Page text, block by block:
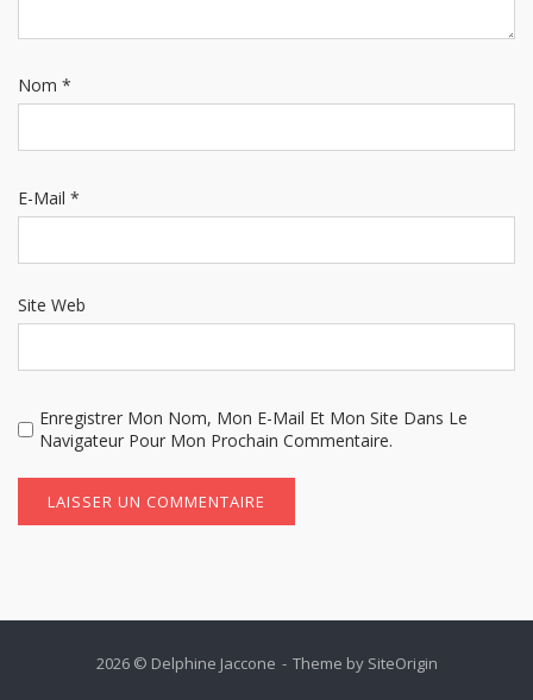
Nom *
E-Mail *
Site Web
Enregistrer Mon Nom, Mon E-Mail Et Mon Site Dans Le
Navigateur Pour Mon Prochain Commentaire.
2026 © Delphine Jaccone Theme by SiteOrigin